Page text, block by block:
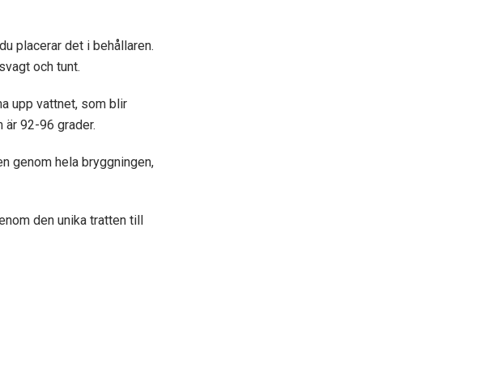
placerar det i behållaren.
och tunt.
upp vattnet, som blir
är 92-96 grader.
genom hela bryggningen,
den unika tratten till